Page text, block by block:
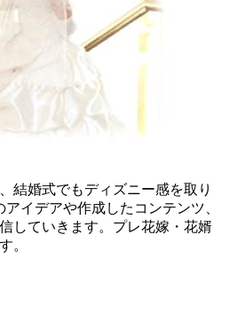
結婚式でもディズニー感を取り
イデアや作成したコンテンツ、
していきます。プレ花嫁・花婿
。